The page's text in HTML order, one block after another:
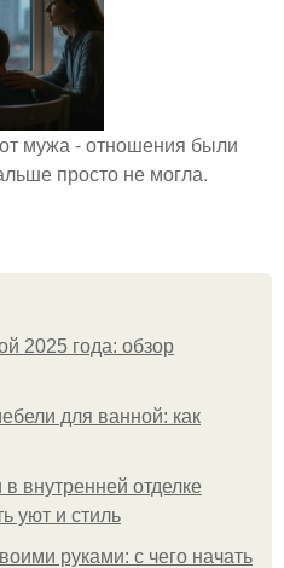
мужа - отношения были
просто не могла.
2025 года: обзор
для ванной: как
внутренней отделке
уют и стиль
руками: с чего начать